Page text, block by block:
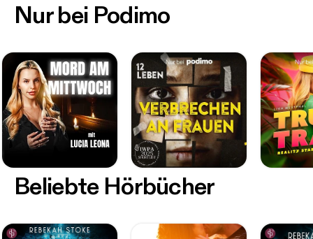
Nur bei Podimo
Beliebte Hörbücher